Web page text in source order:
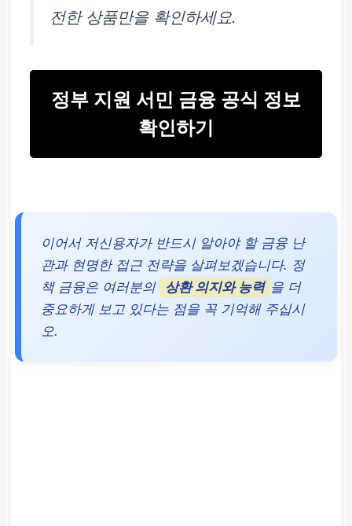
전한 상품만을 확인하세요.
정부 지원 서민 금융 공식 정보
확인하기
이어서 저신용자가 반드시 알아야 할 금융 난
관과 현명한 접근 전략을 살펴보겠습니다. 정
책 금융은 여러분의
상환 의지와 능력 을 더
중요하게 보고 있다는 점을 꼭 기억해 주십시
오.